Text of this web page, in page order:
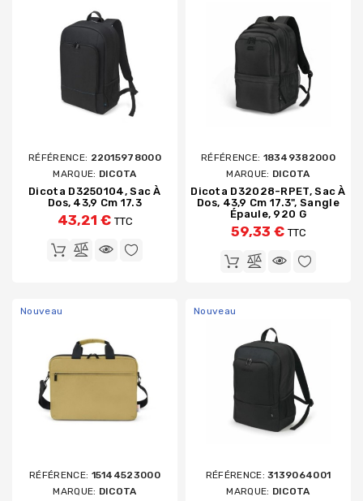
RÉFÉRENCE: 22015978000
MARQUE: DICOTA
Dicota D3250104, Sac À
Dos, 43,9 Cm 17.3
43,21 € TTC
RÉFÉRENCE: 18349382000
MARQUE: DICOTA
Dicota D32028-RPET, Sac À
Dos, 43,9 Cm 17.3", Sangle
Épaule, 920 G
59,33 € TTC
Nouveau
RÉFÉRENCE: 15144523000
MARQUE: DICOTA
Nouveau
RÉFÉRENCE:3139064001
MARQUE: DICOTA